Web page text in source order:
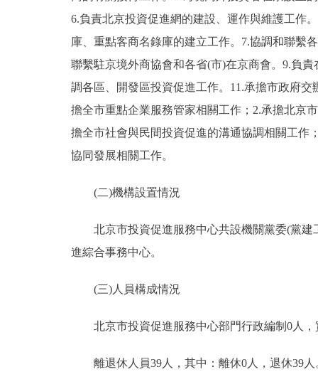
6.負責北京投資促進網的建設、運作與維護工作
庫、重點客商名錄庫的建立工作。7.協調和聯繫
聯繫駐京境外商協會和各省(市)在京商會。9.負
調各區、開發區投資促進工作。11.承擔市政府
擔全市重點企業服務管家相關工作；2.承擔北京
擔全市社會與民間投資促進的溝通協調相關工作
協同發展相關工作。
(二)機構設置情況
北京市投資促進服務中心共設機關黨委(黨建
進綜合事務中心。
(三)人員構成情況
北京市投資促進服務中心部門行政編制0人，
離退休人員39人，其中：離休0人，退休39人